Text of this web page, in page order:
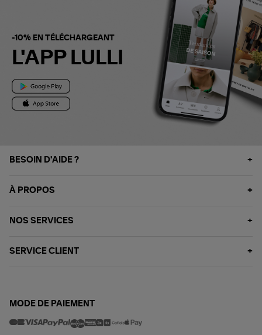
-10% EN TÉLÉCHARGEANT
L'APP LULLI
BESOIN D'AIDE ?
À PROPOS
NOS SERVICES
SERVICE CLIENT
MODE DE PAIEMENT